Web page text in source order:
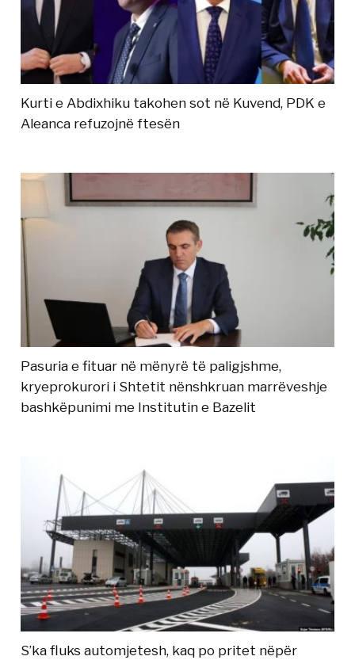
Kurti e Abdixhiku takohen sot në Kuvend, PDK e
Aleanca refuzojnë ftesën
Pasuria e fituar në mënyrë të paligjshme,
kryeprokurori i Shtetit nënshkruan marrëveshje
bashkëpunimi me Institutin e Bazelit
S’ka fluks automjetesh, kaq po pritet nëpër